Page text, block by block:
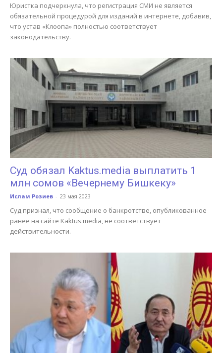
Юристка подчеркнула, что регистрация СМИ не является
обязательной процедурой для изданий в интернете, добавив,
что устав «Клоопа» полностью соответствует
законодательству.
Суд обязал Kaktus.media выплатить 1
млн сомов «Вечернему Бишкеку»
Ислам Розиев - 23 мая 2023
Суд признал, что сообщение о банкротстве, опубликованное
ранее на сайте Kaktus.media, не соответствует
действительности.